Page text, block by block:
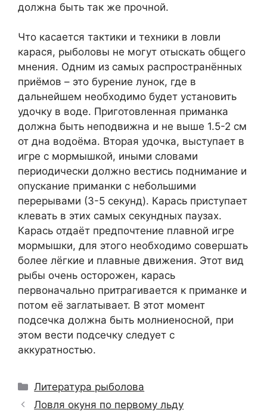
должна быть так же прочной.
Что касается тактики и техники в ловли
карася, рыболовы не могут отыскать общего
мнения. Одним из самых распространённых
приёмов – это бурение лунок, где в
дальнейшем необходимо будет установить
удочку в воде. Приготовленная приманка
должна быть неподвижна и не выше 1.5-2 см
от дна водоёма. Вторая удочка, выступает в
игре с мормышкой, иными словами
периодически должно вестись поднимание и
опускание приманки с небольшими
перерывами (3-5 секунд). Карась приступает
клевать в этих самых секундных паузах.
Карась отдаёт предпочтение плавной игре
мормышки, для этого необходимо совершать
более лёгкие и плавные движения. Этот вид
рыбы очень осторожен, карась
первоначально притрагивается к приманке и
потом её заглатывает. В этот момент
подсечка должна быть молниеносной, при
этом вести подсечку следует с
аккуратностью.
Рубрики
Литература рыболова
Ловля окуня по первому льду